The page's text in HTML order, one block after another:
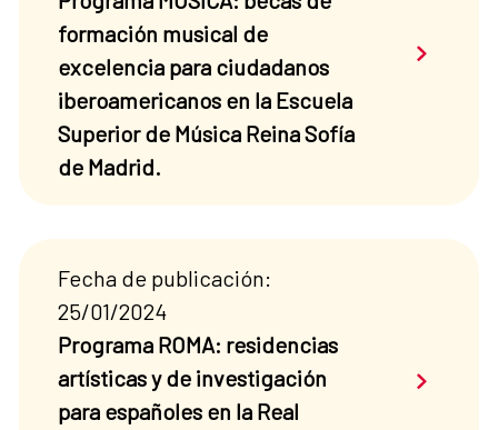
formación musical de
excelencia para ciudadanos
iberoamericanos en la Escuela
Superior de Música Reina Sofía
de Madrid.
Saber
Fecha de publicación:
25/01/2024
Programa ROMA: residencias
artísticas y de investigación
para españoles en la Real
Saber